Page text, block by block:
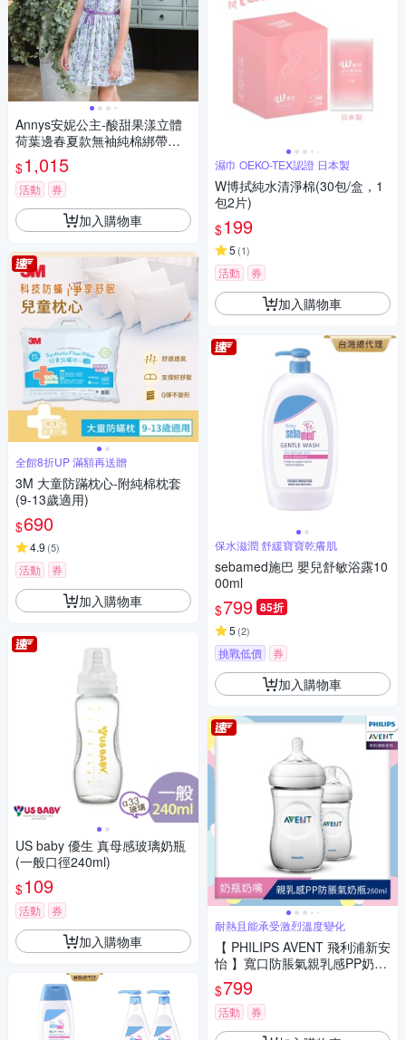
Annys安妮公主-酸甜果漾立體
荷葉邊春夏款無袖純棉綁帶洋
裝(3308綠色)
$1,015
活動 券
加入購物車
全館8折UP 滿額再送贈
3M 大童防蹣枕心-附純棉枕套
(9-13歲適用)
$690
4.9 (5)
活動 券
加入購物車
US baby 優生 真母感玻璃奶瓶
(一般口徑240ml)
$109
活動 券
加入購物車
濕巾 OEKO-TEX認證 日本製
W博拭純水清淨棉(30包/盒，1
包2片)
$199
5 (1)
活動 券
加入購物車
保水滋潤 舒緩寶寶乾癢肌
sebamed施巴 嬰兒舒敏浴露10
00ml
$799 85折
5 (2)
挑戰低價 券
加入購物車
耐熱且能承受激烈溫度變化
【 PHILIPS AVENT 飛利浦新安
怡 】寬口防脹氣親乳感PP奶
瓶-260ml雙入裝(奶嘴1月+) SC
F693/23
$799
活動 券